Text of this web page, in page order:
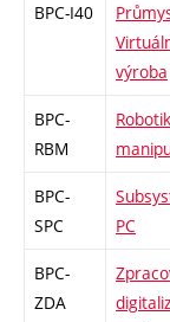
BPC-I40
výroba
BPC-
RBM
BPC-
SPC
PC
BPC-
ZDA